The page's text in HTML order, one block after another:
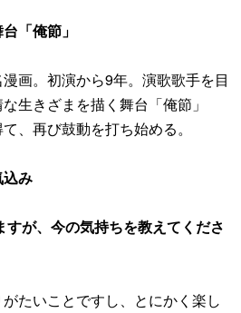
「俺節」
画。初演から9年。演歌歌手を目
生きざまを描く舞台「俺節」
、再び鼓動を打ち始める。
み
が、今の気持ちを教えてくださ
たいことですし、とにかく楽し